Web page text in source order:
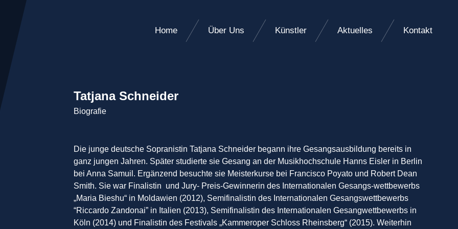
Home Über Uns Künstler Aktuelles Kontakt
Tatjana Schneider
Biografie
Die junge deutsche Sopranistin Tatjana Schneider begann ihre Gesangsausbildung bereits in
ganz jungen Jahren. Später studierte sie Gesang an der Musikhochschule Hanns Eisler in Berlin
bei Anna Samuil. Ergänzend besuchte sie Meisterkurse bei Francisco Poyato und Robert Dean
Smith. Sie war Finalistin und Jury- Preis-Gewinnerin des Internationalen Gesangs-wettbewerbs
„Maria Bieshu“ in Moldawien (2012), Semifinalistin des Internationalen Gesangswettbewerbs
“Riccardo Zandonai” in Italien (2013), Semifinalistin des Internationalen Gesangwettbewerbs in
Köln (2014) und Finalistin des Festivals „Kammeroper Schloss Rheinsberg“ (2015). Weiterhin